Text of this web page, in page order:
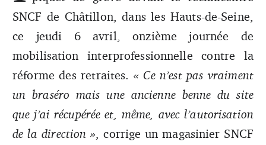
Zerouali / Mediapart
SNCF de Châtillon, dans les Hauts-de-Seine,
ce jeudi 6 avril, onzième journée de
mobilisation interprofessionnelle contre la
réforme des retraites. « Ce n’est pas vraiment
un braséro mais une ancienne benne du site
que j’ai récupérée et, même, avec l’autorisation
de la direction », corrige un magasinier SNCF